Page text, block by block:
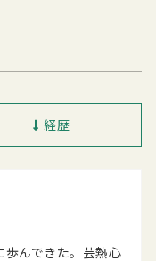
経歴
んできた。芸熱心